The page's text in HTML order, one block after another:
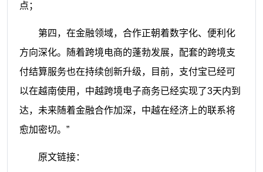
点；
第四，在金融领域，合作正朝着数字化、便利化
方向深化。随着跨境电商的蓬勃发展，配套的跨境支
付结算服务也在持续创新升级，目前，支付宝已经可
以在越南使用，中越跨境电子商务已经实现了3天内到
达，未来随着金融合作加深，中越在经济上的联系将
愈加密切。”
原文链接：